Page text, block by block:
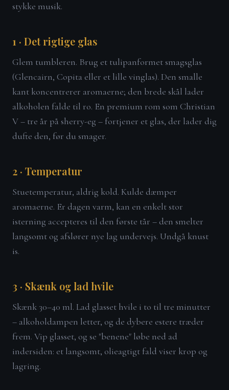
stykke musik.
1 · Det rigtige glas
Glem tumbleren. Brug et tulipanformet smagsglas
(Glencairn, Copita eller et lille vinglas). Den smalle
kant koncentrerer aromaerne; den brede skål lader
alkoholen falde til ro. En premium rom som Christian
V – tre år på sherry-eg – fortjener et glas, der lader dig
dufte den, før du smager.
2 · Temperatur
Stuetemperatur, aldrig kold. Kulde dæmper
aromaerne. Er dagen varm, kan en enkelt stor
isterning accepteres til den første tår – den smelter
langsomt og afslører nye lag undervejs. Undgå knust
is.
3 · Skænk og lad hvile
Skænk 30–40 ml. Lad glasset hvile i to til tre minutter
– alkoholdampen letter, og de dybere estere træder
frem. Vip glasset, og se "benene" løbe ned ad
indersiden: et langsomt, olieagtigt fald viser krop og
lagring.